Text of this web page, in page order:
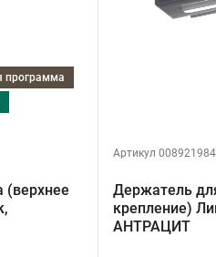
программа
(верхнее
Артикул
Держатель
крепление)
АНТРАЦИТ